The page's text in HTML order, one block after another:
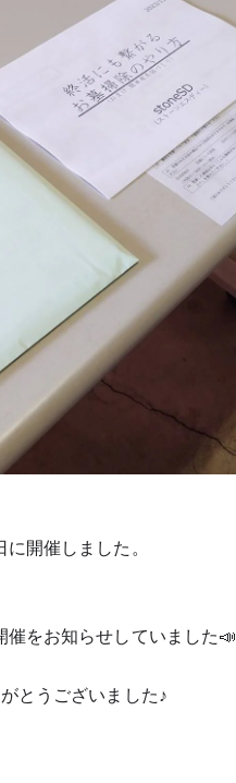
開催しました。
をお知らせしていました📣
とうございました♪